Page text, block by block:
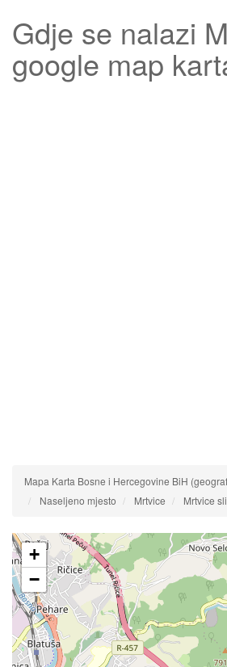
Gdje se nalazi
google map
Mapa Karta Bosne i Hercegovine BiH
Naseljeno mjesto
Mrtvice Mrtvice
+
−